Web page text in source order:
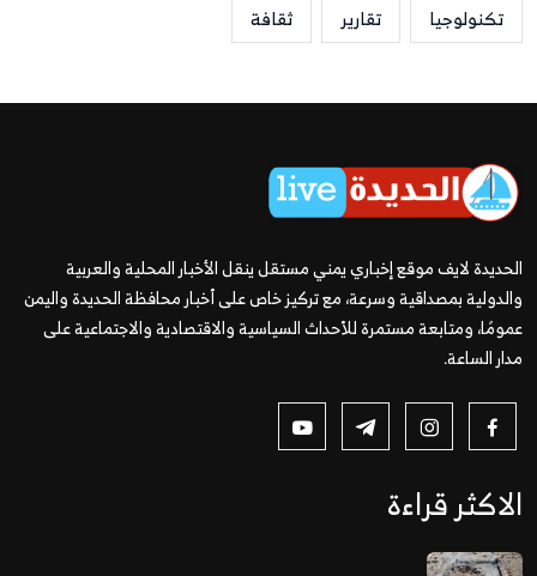
تكنولوجيا
تقارير ثقافة
الحديدة لايف موقع إخباري يمني مستقل ينقل الأخبار المحلية والعربية
والدولية بمصداقية وسرعة، مع تركيز خاص على أخبار محافظة الحديدة واليمن
عمومًا، ومتابعة مستمرة للأحداث السياسية والاقتصادية والاجتماعية على
مدار الساعة.
الاكثر قراءة